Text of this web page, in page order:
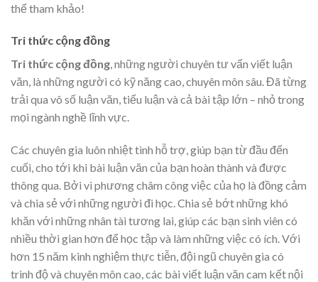
thể tham khảo!
Tri thức cộng đồng
Tri thức cộng đồng, những người chuyên tư vấn viết luận
văn, là những người có kỹ năng cao, chuyên môn sâu. Đã từng
trải qua vô số luận văn, tiểu luận và cả bài tập lớn – nhỏ trong
mọi ngành nghề lĩnh vực.
Các chuyên gia luôn nhiệt tình hỗ trợ, giúp bạn từ đầu đến
cuối, cho tới khi bài luận văn của bạn hoàn thành và được
thông qua. Bởi vì phương châm công việc của họ là đồng cảm
và chia sẻ với những người đi học. Chia sẻ bớt những khó
khăn với những nhân tài tương lai, giúp các bạn sinh viên có
nhiều thời gian hơn để học tập và làm những việc có ích. Với
hơn 15 năm kinh nghiệm thực tiễn, đội ngũ chuyên gia có
trình độ và chuyên môn cao, các bài viết luận văn cam kết nội